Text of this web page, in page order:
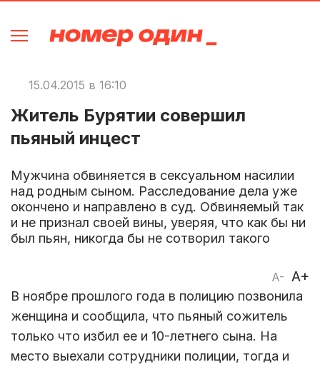
15.04.2015 в 16:10
Житель Бурятии совершил
пьяный инцест
Мужчина обвиняется в сексуальном насилии
над родным сыном. Расследование дела уже
окончено и направлено в суд. Обвиняемый так
и не признал своей вины, уверяя, что как бы ни
был пьян, никогда бы не сотворил такого
A- A+
В ноябре прошлого года в полицию позвонила
женщина и сообщила, что пьяный сожитель
только что избил ее и 10-летнего сына. На
место выехали сотрудники полиции, тогда и